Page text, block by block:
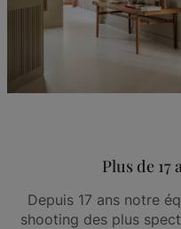
Plus de 17
Depuis 17 ans notre
shooting des plus